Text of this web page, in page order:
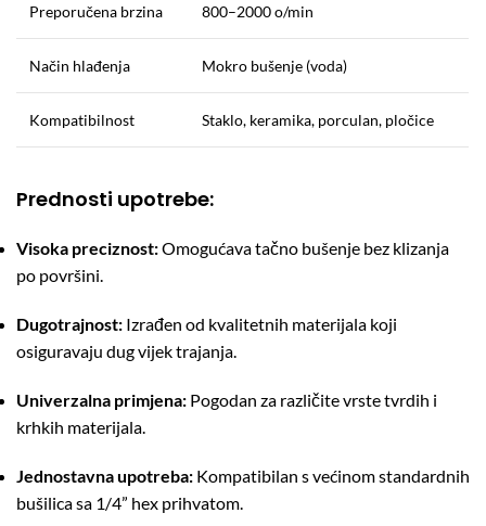
Preporučena brzina 800–2000 o/min
Način hlađenja Mokro bušenje (voda)
Kompatibilnost Staklo, keramika, porculan, pločice
Prednosti upotrebe:
Visoka preciznost:Omogućava tačno bušenje bez klizanja
po površini.
Dugotrajnost: Izrađen od kvalitetnih materijala koji
osiguravaju dug vijek trajanja.
Univerzalna primjena: Pogodan za različite vrste tvrdih i
krhkih materijala.
Jednostavna upotreba: Kompatibilan s većinom standardnih
bušilica sa 1/4” hex prihvatom.